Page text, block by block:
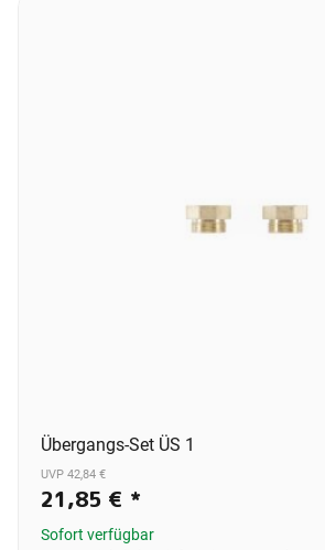
Übergangs-Set ÜS 1
UVP 42,84 €
21,85 € *
Sofort verfügbar